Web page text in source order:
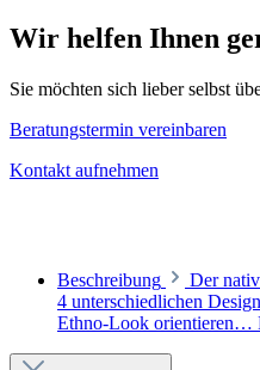
Wir helfen Ihnen
Sie möchten sich lieber selbst
Beratungstermin vereinbaren
Kontakt aufnehmen
Beschreibung
Der
4 unterschiedlichen
Ethno-Look orientieren…